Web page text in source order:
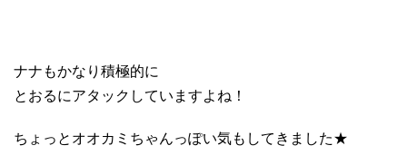
ナナもかなり積極的に
とおるにアタックしていますよね！
ちょっとオオカミちゃんっぽい気もしてきました★